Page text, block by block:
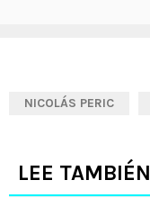
NICOLÁS PERIC
LEE TAMBIÉN